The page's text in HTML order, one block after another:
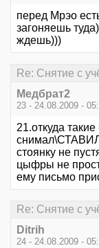
перед Мрэо
загоняешь
ждешь)))
Re: Снятие с
Медбрат2
23 - 24.08.2009 -
21.откуда
снимал\СТАВИЛ
стоянку не
цыфры не
ему письмо
Re: Снятие с
Ditrih
24 - 24.08.2009 -